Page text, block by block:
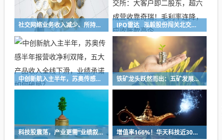
社交网络业务收入减少、所持加密货币减值，映宇宙预计上半年净利缩水30% IPO雷达 泓毅股份闯关北交所：大客户即二股东，超六成营收靠奇瑞！毛利率连降，应收账款高企
中创新航入主半年，苏奥传感半年报营收净利双降，五大产品收入全线下滑，业绩承诺如何破局？ 铁矿龙头跃然而出：五矿发展重组铸就A股铁矿采选重要平台
科技股震荡，产业更需“业绩叙事” 增值率166%！华天科技近30亿元并购下周上会，标的华羿微电曾终止IPO